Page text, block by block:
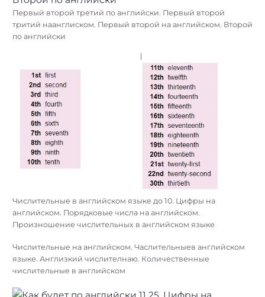
Первый второй третий по английски. Первый второй
тритий наанглиском. Первый второй на английском. Второй
по английски
Числительные в английском языке до 10. Цифры на
английском. Порядковые числа на английском.
Произношение числительных в английском языке
Числительные на английском. Часлительныев английском
языке. Англизкий числителнаю. Количественные
числительные в английском